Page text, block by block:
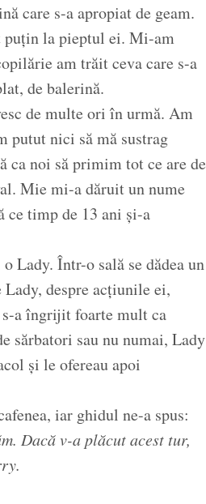
care s-a apropiat de geam.
la pieptul ei. Mi-am
am trăit ceva care s-a
de balerină.
de multe ori în urmă. Am
putut nici să mă sustrag
ca noi să primim tot ce are de
Mie mi-a dăruit un nume
ce timp de 13 ani și-a
Lady. Într-o sală se dădea un
despre acțiunile ei,
a îngrijit foarte mult ca
sărbatori sau nu numai, Lady
și le ofereau apoi
iar ghidul ne-a spus:
Dacă v-a plăcut acest tur,